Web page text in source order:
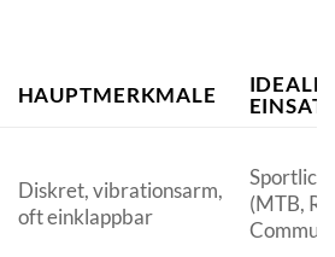
HAUPTMERKMALE
Diskret, vibrationsarm,
oft einklappbar
(MTB,